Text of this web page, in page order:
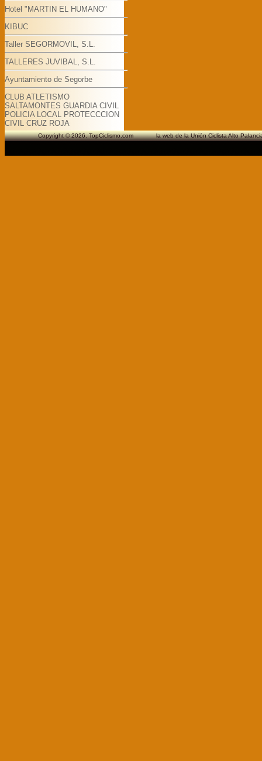
Hotel "MARTIN EL HUMANO"
KIBUC
Taller SEGORMOVIL, S.L.
TALLERES JUVIBAL, S.L.
Ayuntamiento de Segorbe
CLUB ATLETISMO
SALTAMONTES GUARDIA CIVIL
POLICIA LOCAL PROTECCCION
CIVIL CRUZ ROJA
Copyright © 2026. TopCiclismo.com la web de la Unión Ciclista Alto